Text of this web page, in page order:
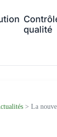
qualité
> La